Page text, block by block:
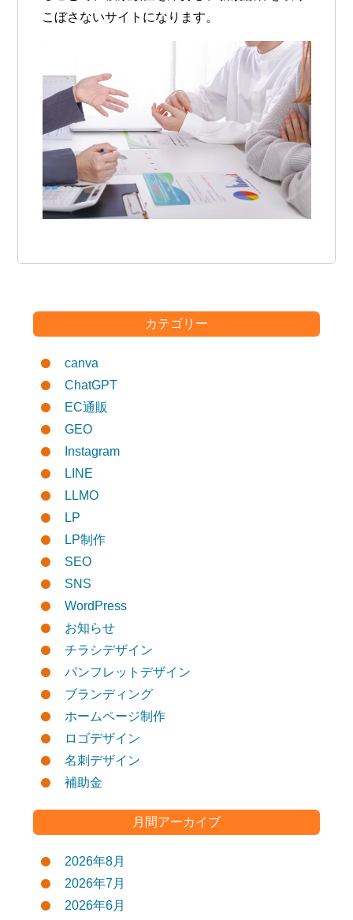
こぼさないサイトになります。
カテゴリー
canva
ChatGPT
EC通販
GEO
Instagram
LINE
LLMO
LP
LP制作
SEO
SNS
WordPress
お知らせ
チラシデザイン
パンフレットデザイン
ブランディング
ホームページ制作
ロゴデザイン
名刺デザイン
補助金
月間アーカイブ
2026年8月
2026年7月
2026年6月